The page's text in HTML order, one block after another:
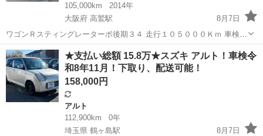
105,000km
2014年
大阪府 高鷲駅
8月7日
ワゴンＲスティングレーターボ後期３４ 走行１０５０００Ｋｍ 車検付
き（９年６月迄）フルセグＴＶナビ、ＥＴＣ、前後ドラレコ、ＥＴ
Ｃ、レーダーブレーキサポート付き、大阪府管内名変登録をして総額
２６万円で乗って頂けます
大阪 羽曳野市 高鷲駅 ワゴンＲ ワゴンR
★支払い総額 15.8万★スズキ アルト！車検令
和8年11月！下取り、配送可能！
158,000円
アルト
112,900km
0年
埼玉県 鶴ヶ島駅
8月7日